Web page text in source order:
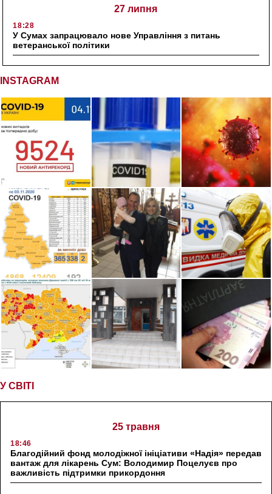
27 липня
18:28
У Сумах запрацювало нове Управління з питань
ветеранської політики
INSTAGRAM
У СВІТІ
25 травня
18:46
Благодійний фонд молодіжної ініціативи «Надія» передав
вантаж для лікарень Сум: Володимир Поцелуєв про
важливість підтримки прикордоння